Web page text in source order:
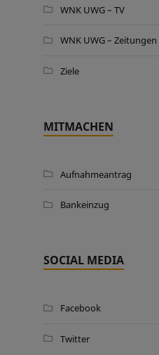
WNK UWG – TV
WNK UWG – Zeitungen
Ziele
MITMACHEN
Aufnahmeantrag
Bankeinzug
SOCIAL MEDIA
Facebook
Twitter